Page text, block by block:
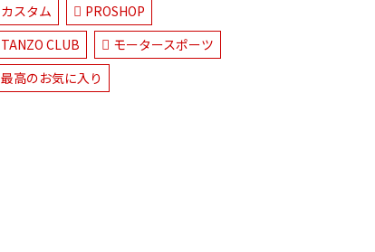
カスタム
PROSHOP
TANZO CLUB
モータースポーツ
最高のお気に入り